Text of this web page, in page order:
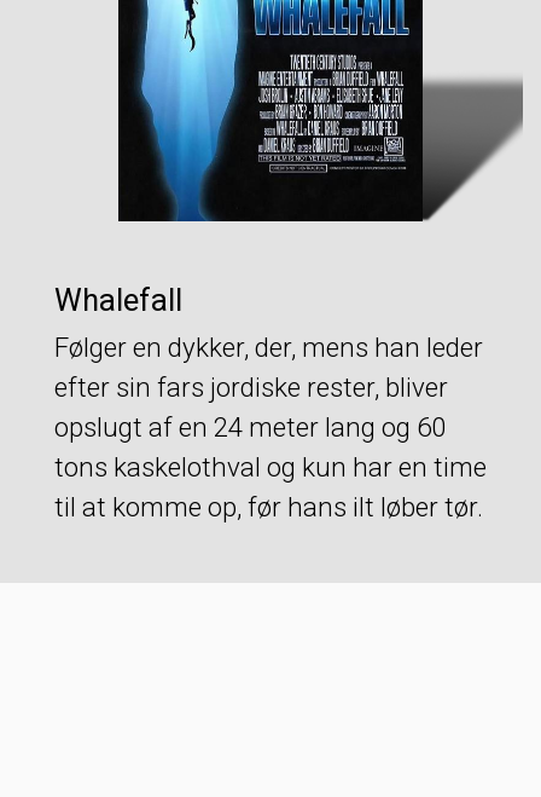
Whalefall
Følger en dykker, der, mens han leder
efter sin fars jordiske rester, bliver
opslugt af en 24 meter lang og 60
tons kaskelothval og kun har en time
til at komme op, før hans ilt løber tør.